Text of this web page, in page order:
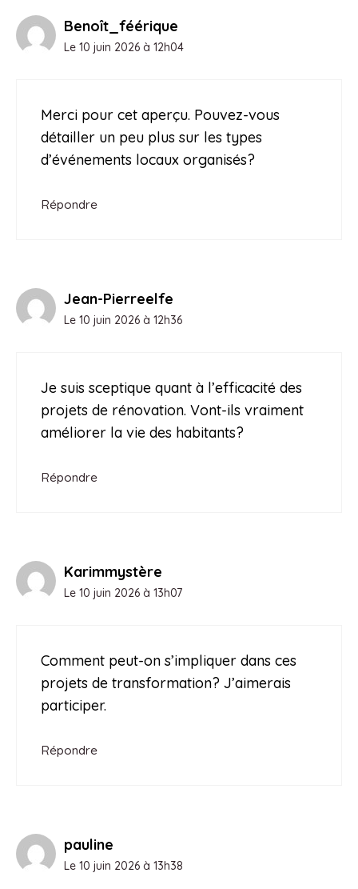
Benoît_féérique
Le 10 juin 2026 à 12h04
Merci pour cet aperçu. Pouvez-vous
détailler un peu plus sur les types
d’événements locaux organisés?
Répondre
Jean-Pierreelfe
Le 10 juin 2026 à 12h36
Je suis sceptique quant à l’efficacité des
projets de rénovation. Vont-ils vraiment
améliorer la vie des habitants?
Répondre
Karimmystère
Le 10 juin 2026 à 13h07
Comment peut-on s’impliquer dans ces
projets de transformation? J’aimerais
participer.
Répondre
pauline
Le 10 juin 2026 à 13h38